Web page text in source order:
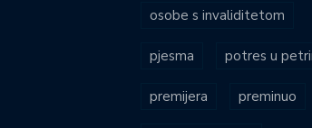
osobe s invaliditetom
pjesma potres u
premijera preminuo